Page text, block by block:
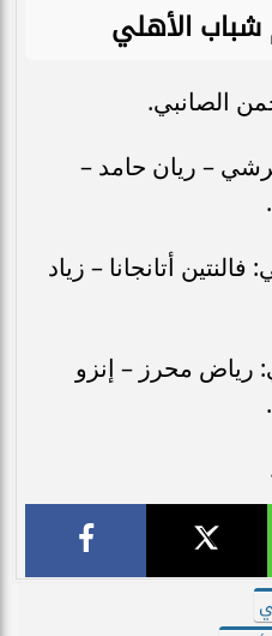
الأهلي
الصانبي.
– ريان حامد –
أتانجانا – زياد
رياض محرز – إنزو